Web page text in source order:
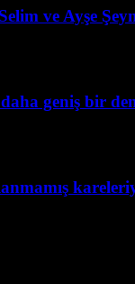
ve Ayşe
daha geniş bir